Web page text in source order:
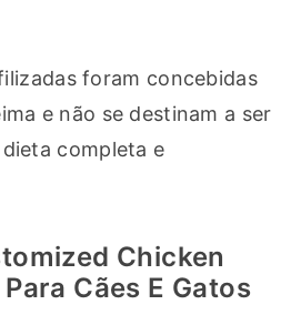
foram concebidas
e não se destinam a ser
completa e
Chicken
Cães E Gatos